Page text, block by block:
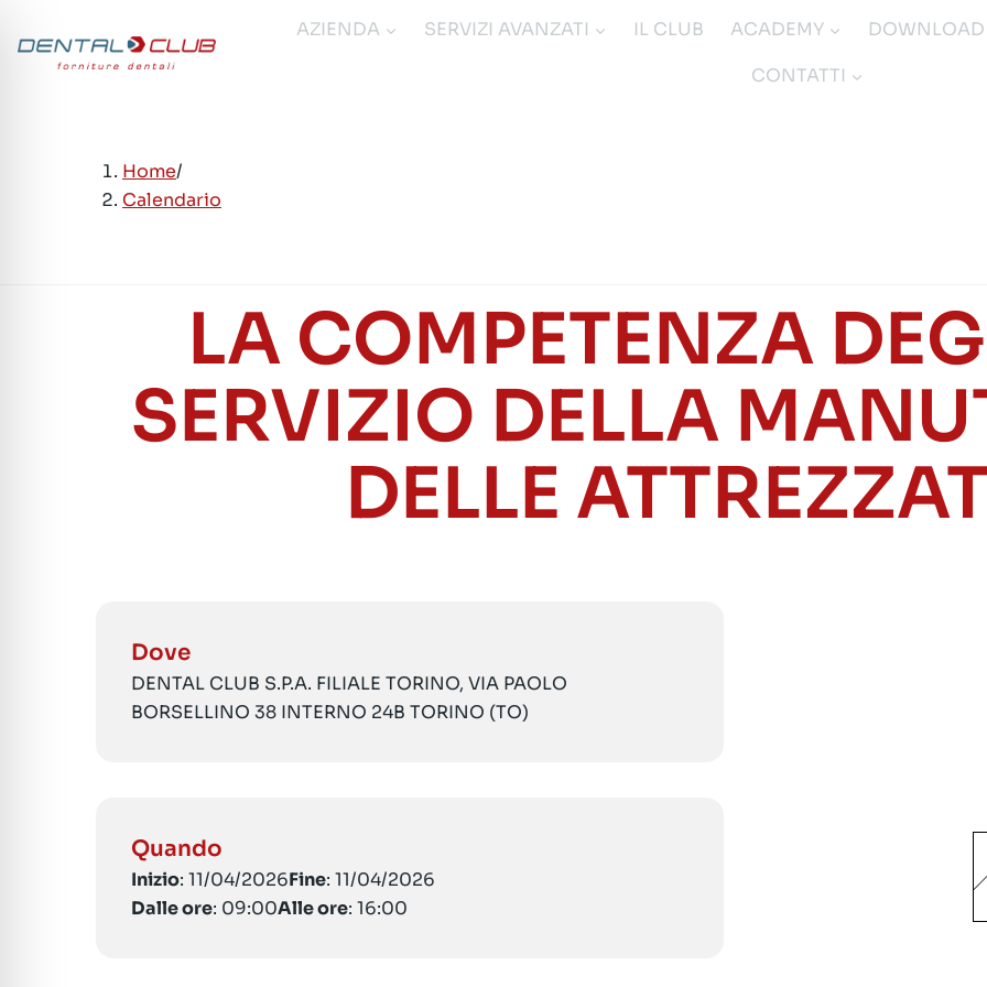
contenuto
AZIENDA SERVIZI AVANZATI IL CLUB ACADEMY
DOWNLOAD
CONTATTI
Home/
Calendario
LA COMPETENZA
SERVIZIO DELLA
DELLE
Dove
DENTAL CLUB S.P.A. FILIALE TORINO, VIA PAOLO
BORSELLINO 38 INTERNO 24B TORINO (TO)
Quando
Inizio: 11/04/2026Fine: 11/04/2026
Dalle ore: 09:00Alle ore: 16:00